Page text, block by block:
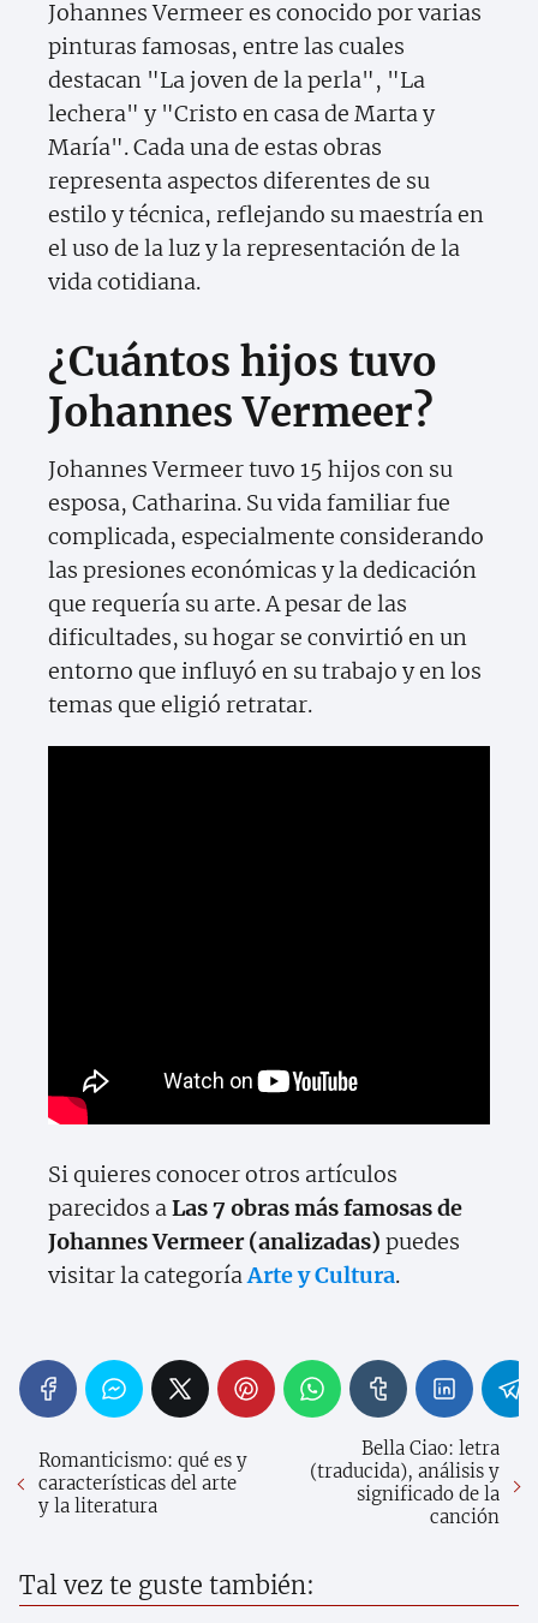
Johannes Vermeer es conocido por varias
pinturas famosas, entre las cuales
destacan "La joven de la perla", "La
lechera" y "Cristo en casa de Marta y
María". Cada una de estas obras
representa aspectos diferentes de su
estilo y técnica, reflejando su maestría en
el uso de la luz y la representación de la
vida cotidiana.
¿Cuántos hijos tuvo
Johannes Vermeer?
Johannes Vermeer tuvo 15 hijos con su
esposa, Catharina. Su vida familiar fue
complicada, especialmente considerando
las presiones económicas y la dedicación
que requería su arte. A pesar de las
dificultades, su hogar se convirtió en un
entorno que influyó en su trabajo y en los
temas que eligió retratar.
Si quieres conocer otros artículos
parecidos aLas 7 obras más famosas de
Johannes Vermeer (analizadas) puedes
visitar la categoríaArte y Cultura.
Romanticismo: qué es y
características del arte
y la literatura
Bella Ciao: letra
(traducida), análisis y
significado de la
canción
Tal vez te guste también: